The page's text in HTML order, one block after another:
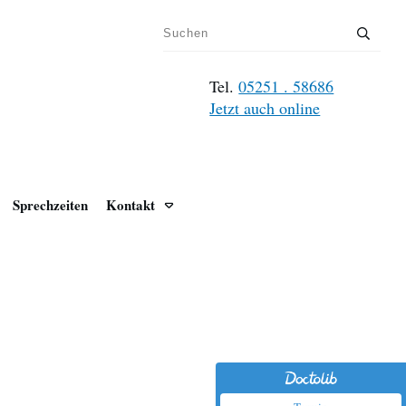
Tel.05251 . 58686
Jetzt auch online
Sprechzeiten Kontakt